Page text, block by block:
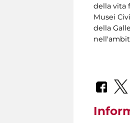
della vita
Musei
della